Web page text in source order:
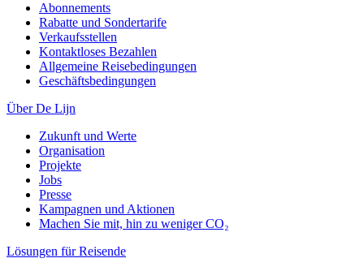
Abonnements
Rabatte und Sondertarife
Verkaufsstellen
Kontaktloses Bezahlen
Allgemeine Reisebedingungen
Geschäftsbedingungen
Über De Lijn
Zukunft und Werte
Organisation
Projekte
Jobs
Presse
Kampagnen und Aktionen
Machen Sie mit, hin zu weniger CO₂
Lösungen für Reisende